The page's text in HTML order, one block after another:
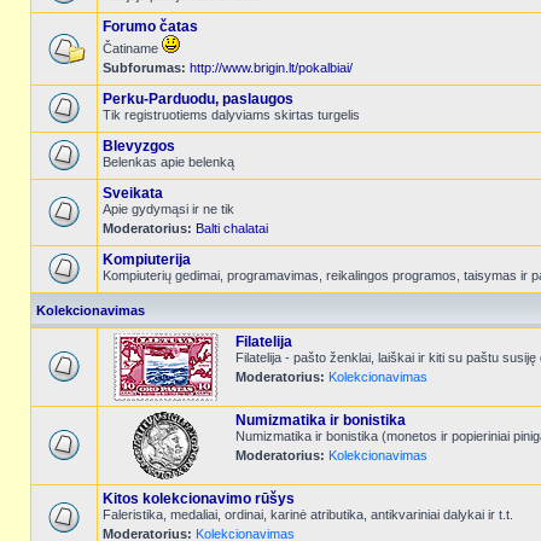
Forumo čatas
Čatiname
Subforumas: http://www.brigin.lt/pokalbiai/
Perku-Parduodu, paslaugos
Tik registruotiems dalyviams skirtas turgelis
Blevyzgos
Belenkas apie belenką
Sveikata
Apie gydymąsi ir ne tik
Moderatorius: Balti chalatai
Kompiuterija
Kompiuterių gedimai, programavimas, reikalingos programos, taisymas ir
Kolekcionavimas
Filatelija
Filatelija - pašto ženklai, laiškai ir kiti su paštu susiję
Moderatorius: Kolekcionavimas
Numizmatika ir bonistika
Numizmatika ir bonistika (monetos ir popieriniai
Moderatorius: Kolekcionavimas
Kitos kolekcionavimo rūšys
Faleristika, medaliai, ordinai, karinė atributika, antikvariniai dalykai ir t.t.
Moderatorius: Kolekcionavimas